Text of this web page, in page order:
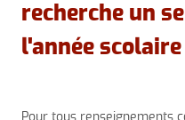
recherche un
l'année
Pour tous renseignements